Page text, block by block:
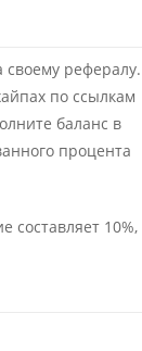
рефералу.
по ссылкам
баланс в
процента
составляет 10%,